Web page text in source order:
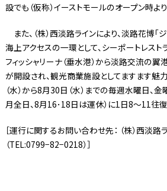
設でも（仮称）イーストモールのオープン時よ
また、（株）西淡路ラインにより、淡路花博「
海上アクセスの一環として、シーポートレス
フィッシャリーナ（垂水港）から淡路交流の翼
が開設され、観光商業施設としてますます魅
（水）から8月30日（水）までの毎週水曜日、金
月全日、8月16･18日は運休）に1日8〜11往
［運行に関するお問い合わせ先： （株）西淡路
（TEL:0799−82−0218）］